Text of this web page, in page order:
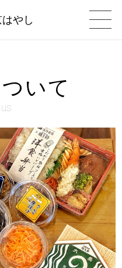
やし
いて